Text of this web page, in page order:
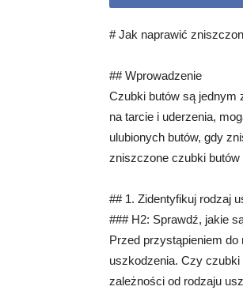
# Jak naprawić
## Wprowadzenie
Czubki butów są jednym
na tarcie i uderzenia,
ulubionych butów, gdy
zniszczone czubki
## 1. Zidentyfikuj rodzaj
### H2: Sprawdź, jakie
Przed przystąpieniem do
uszkodzenia. Czy
zależności od rodzaju